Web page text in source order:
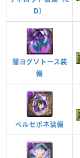
D）
闇ヨグソトース装
備
ペルセポネ装備